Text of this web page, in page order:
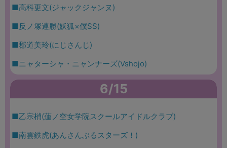
■高科更文(ジャックジャンヌ)
■反ノ塚連勝(妖狐×僕SS)
■郡道美玲(にじさんじ)
■ニャターシャ・ニャンナーズ(Vshojo)
6/15
■乙宗梢(蓮ノ空女学院スクールアイドルクラブ)
■南雲鉄虎(あんさんぶるスターズ！)